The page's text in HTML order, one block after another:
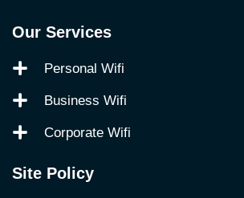
Our Services
Personal Wifi
Business Wifi
Corporate Wifi
Site Policy